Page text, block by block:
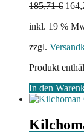
185,71€
inkl. 19 %
zzgl.
Produkt
In den